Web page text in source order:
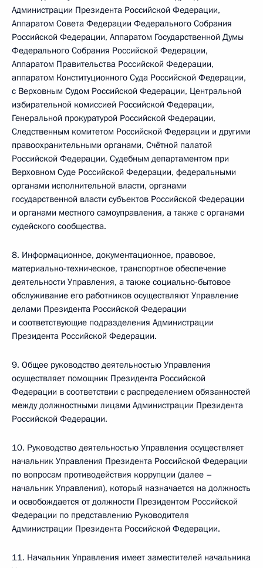
Администрации Президента Российской Федерации,
Аппаратом Совета Федерации Федерального Собрания
Российской Федерации, Аппаратом Государственной Думы
Федерального Собрания Российской Федерации,
Аппаратом Правительства Российской Федерации,
аппаратом Конституционного Суда Российской Федерации,
с Верховным Судом Российской Федерации, Центральной
избирательной комиссией Российской Федерации,
Генеральной прокуратурой Российской Федерации,
Следственным комитетом Российской Федерации и другими
правоохранительными органами, Счётной палатой
Российской Федерации, Судебным департаментом при
Верховном Суде Российской Федерации, федеральными
органами исполнительной власти, органами
государственной власти субъектов Российской Федерации
и органами местного самоуправления, а также с органами
судейского сообщества.
8. Информационное, документационное, правовое,
материально-техническое, транспортное обеспечение
деятельности Управления, а также социально-бытовое
обслуживание его работников осуществляют Управление
делами Президента Российской Федерации
и соответствующие подразделения Администрации
Президента Российской Федерации.
9. Общее руководство деятельностью Управления
осуществляет помощник Президента Российской
Федерации в соответствии с распределением обязанностей
между должностными лицами Администрации Президента
Российской Федерации.
10. Руководство деятельностью Управления осуществляет
начальник Управления Президента Российской Федерации
по вопросам противодействия коррупции (далее –
начальник Управления), который назначается на должность
и освобождается от должности Президентом Российской
Федерации по представлению Руководителя
Администрации Президента Российской Федерации.
11. Начальник Управления имеет заместителей начальника